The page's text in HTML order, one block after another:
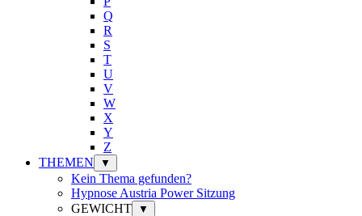
Q
R
S
T
U
V
W
X
Y
Z
THEMEN
▼
Kein Thema gefunden?
Hypnose Austria Power Sitzung
GEWICHT
▼